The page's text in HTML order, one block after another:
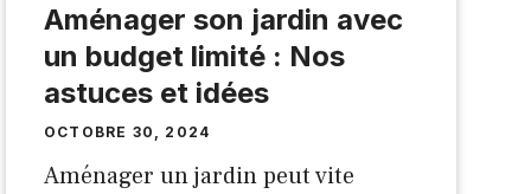
Aménager son jardin avec
un budget limité : Nos
astuces et idées
OCTOBRE 30, 2024
Aménager un jardin peut vite